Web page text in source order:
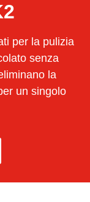
per la pulizia
senza
la
un singolo